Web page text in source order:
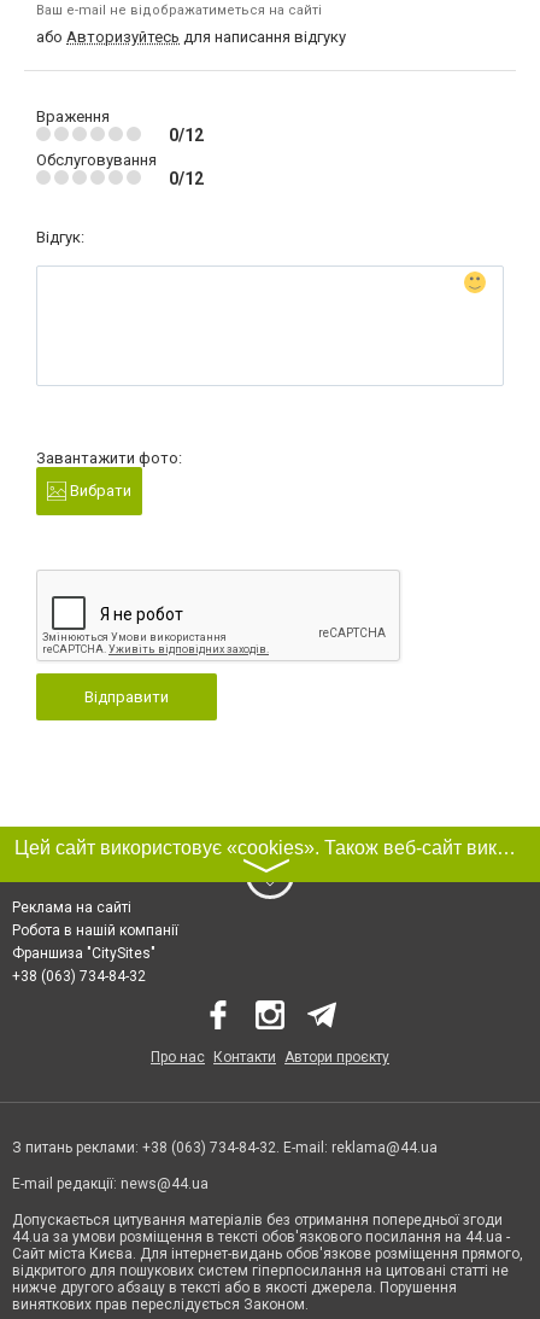
Ваш e-mail не відображатиметься на сайті
або Авторизуйтесь для написання відгуку
Враження
0/12
Обслуговування
0/12
Відгук:
Завантажити фото:
Вибрати
Відправити
Цей сайт використовує «cookies». Також веб-сайт використовує інтернет-сервіс для збору технічних даних стосовно відвідувачів з метою отримання маркетингової та статистичної інформації. Умови обробки даних відвідувачів сайту див.
〉
Реклама на сайті
Робота в нашій компанії
Франшиза "CitySites"
+38 (063) 734-84-32
Про нас Контакти Автори проєкту
З питань реклами: +38 (063) 734-84-32. E-mail: reklama@44.ua
E-mail редакції: news@44.ua
Допускається цитування матеріалів без отримання попередньої згоди
44.ua за умови розміщення в тексті обов'язкового посилання на 44.ua -
Сайт міста Києва. Для інтернет-видань обов'язкове розміщення прямого,
відкритого для пошукових систем гіперпосилання на цитовані статті не
нижче другого абзацу в тексті або в якості джерела. Порушення
виняткових прав переслідується Законом.